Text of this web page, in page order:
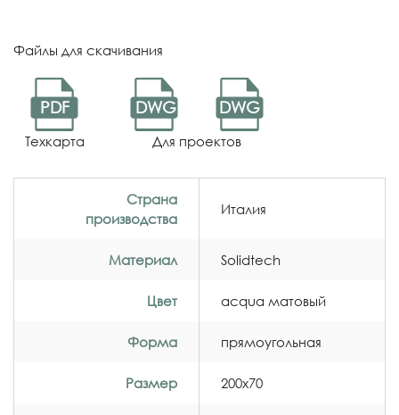
Файлы для скачивания
PDF
Техкарта
DWG DWG
Для проектов
Страна
производства
Италия
Материал Solidtech
Цвет acqua матовый
Форма прямоугольная
Размер 200x70